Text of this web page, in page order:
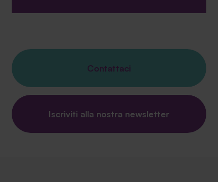
Contattaci
Iscriviti alla nostra newsletter